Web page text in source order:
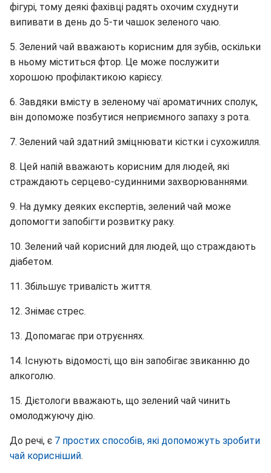
фігурі, тому деякі фахівці радять охочим схуднути
випивати в день до 5-ти чашок зеленого чаю.
5. Зелений чай вважають корисним для зубів, оскільки
в ньому міститься фтор. Це може послужити
хорошою профілактикою карієсу.
6. Завдяки вмісту в зеленому чаї ароматичних сполук,
він допоможе позбутися неприємного запаху з рота.
7. Зелений чай здатний зміцнювати кістки і сухожилля.
8. Цей напій вважають корисним для людей, які
страждають серцево-судинними захворюваннями.
9. На думку деяких експертів, зелений чай може
допомогти запобігти розвитку раку.
10. Зелений чай корисний для людей, що страждають
діабетом.
11. Збільшує тривалість життя.
12. Знімає стрес.
13. Допомагає при отруєннях.
14. Існують відомості, що він запобігає звиканню до
алкоголю.
15. Дієтологи вважають, що зелений чай чинить
омолоджуючу дію.
До речі, є 7 простих способів, які допоможуть зробити
чай корисніший.